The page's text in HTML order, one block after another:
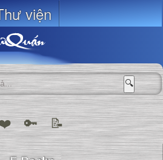
viện
🔍
🔑 📝